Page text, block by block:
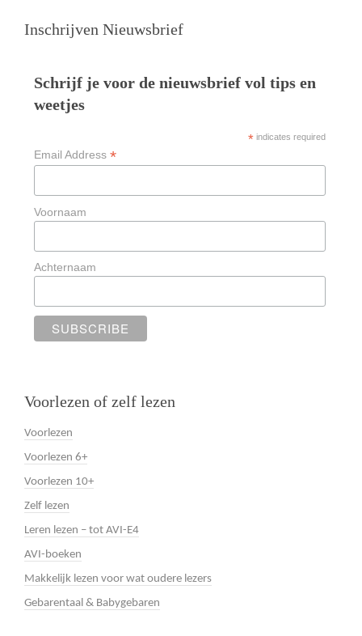
Inschrijven Nieuwsbrief
Schrijf je voor de nieuwsbrief vol tips en
weetjes
*indicates required
Email Address *
Voornaam
Achternaam
Voorlezen of zelf lezen
Voorlezen
Voorlezen 6+
Voorlezen 10+
Zelf lezen
Leren lezen – tot AVI-E4
AVI-boeken
Makkelijk lezen voor wat oudere lezers
Gebarentaal & Babygebaren